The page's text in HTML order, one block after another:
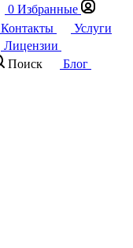
0 Избранные
Контакты
Услуги
Лицензии
Поиск
Блог